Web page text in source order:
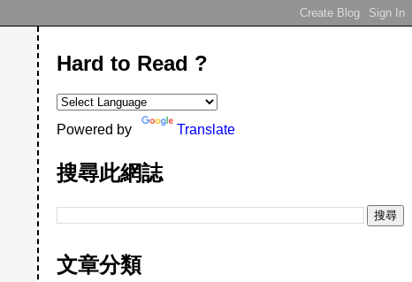
Hard to Read ?
Powered by Translate
搜尋此網誌
文章分類